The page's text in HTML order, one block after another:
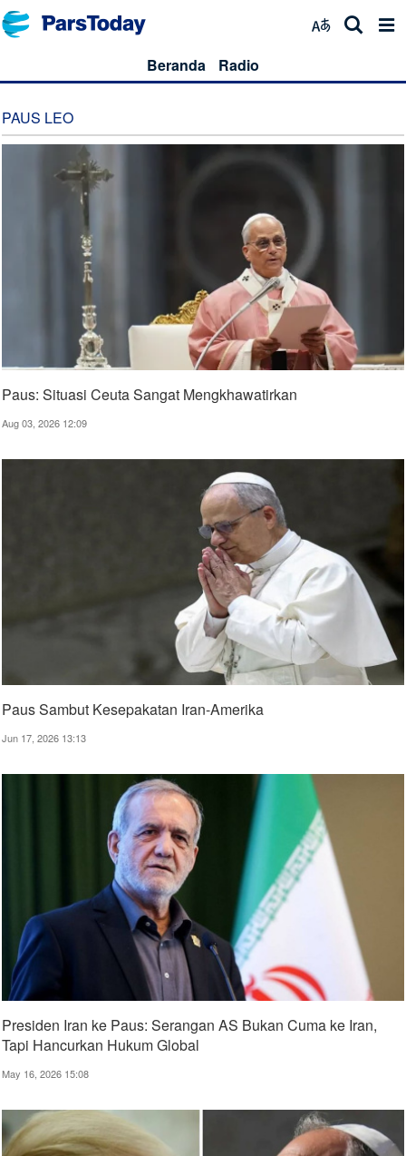
Beranda Radio
PAUS LEO
Paus: Situasi Ceuta Sangat Mengkhawatirkan
Aug 03, 2026 12:09
Paus Sambut Kesepakatan Iran-Amerika
Jun 17, 2026 13:13
Presiden Iran ke Paus: Serangan AS Bukan Cuma ke Iran,
Tapi Hancurkan Hukum Global
May 16, 2026 15:08